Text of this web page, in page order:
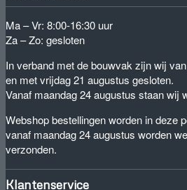
Ma – Vr: 8:00-16:30 uur
Za – Zo: gesloten
In verband met de bouwvak zijn wij
en met vrijdag 21 augustus gesloten.
Vanaf maandag 24 augustus staan wij
Webshop bestellingen worden in deze
vanaf maandag 24 augustus worden
verzonden.
Klantenservice